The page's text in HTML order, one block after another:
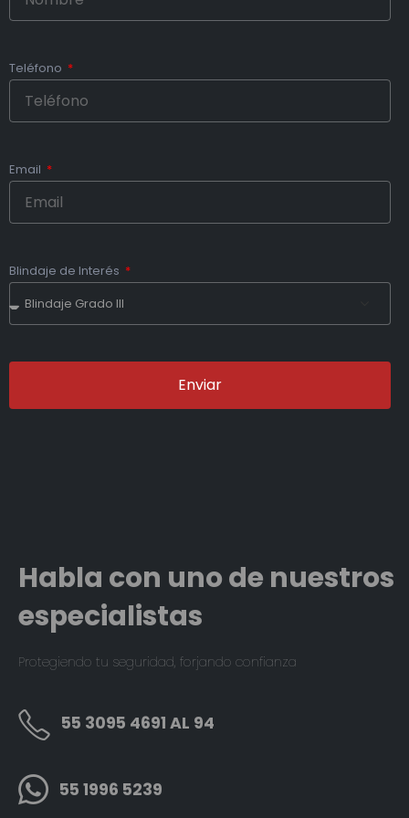
Teléfono
Email
Blindaje de Interés
Enviar
Habla con uno de nuestros
especialistas
Protegiendo tu seguridad, forjando confianza
55 3095 4691 AL 94
55 1996 5239